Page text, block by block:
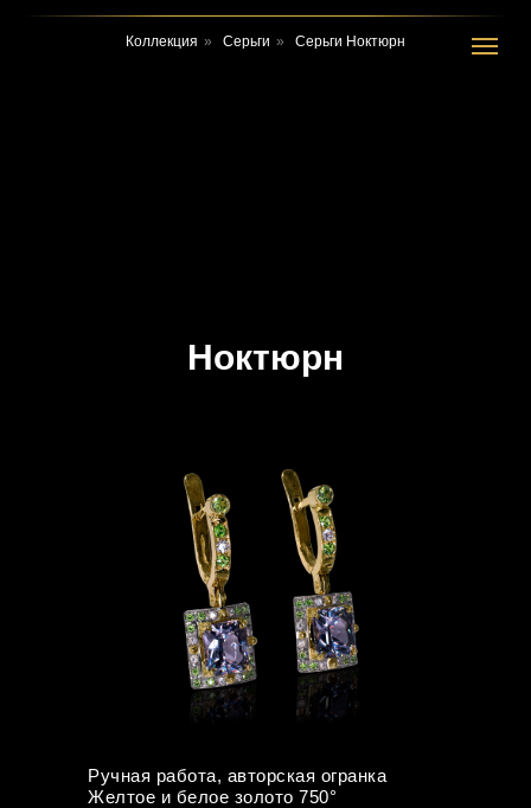
Коллекция » Серьги » Серьги Ноктюрн
Ноктюрн
Ручная работа, авторская огранка
Желтое и белое золото 750°